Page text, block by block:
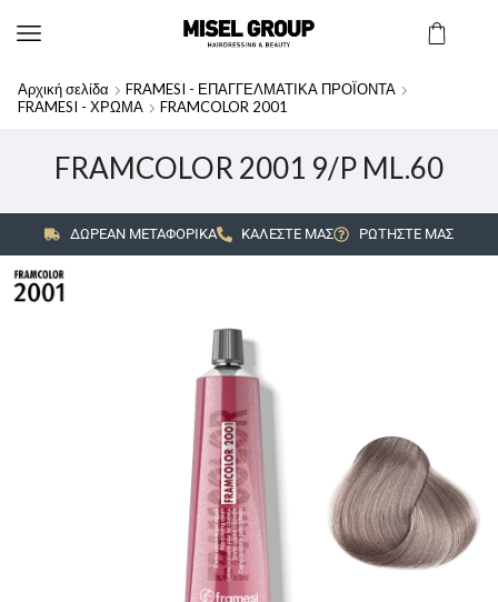
Αρχική σελίδα
FRAMESI - ΕΠΑΓΓΕΛΜΑΤΙΚΑ ΠΡΟΪΟΝΤΑ
FRAMESI - ΧΡΩΜΑ
FRAMCOLOR 2001
FRAMCOLOR 2001 9/P ML.60
ΔΩΡΕΑΝ ΜΕΤΑΦΟΡΙΚΑ ΚΑΛΕΣΤΕ ΜΑΣ ΡΩΤΗΣΤΕ ΜΑΣ